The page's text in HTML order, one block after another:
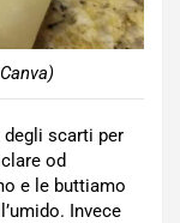
scarti per
od
e le buttiamo
Invece